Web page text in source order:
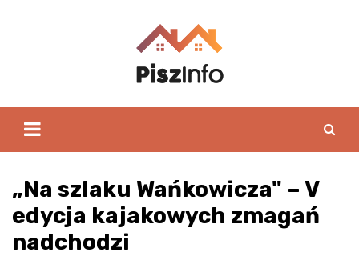
„Na szlaku Wańkowicza" – V
edycja kajakowych zmagań
nadchodzi